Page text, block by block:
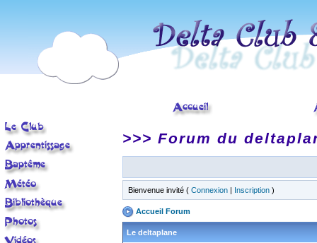
>>> Forum du
Bienvenue invité ( Connexion | Inscription )
Accueil Forum
Le deltaplane